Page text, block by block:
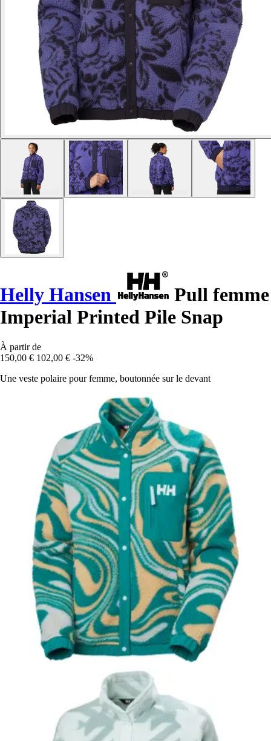
Helly Hansen
Pull femme
Imperial Printed Pile Snap
À partir de
150,00 € 102,00 € -32%
Une veste polaire pour femme, boutonnée sur le devant